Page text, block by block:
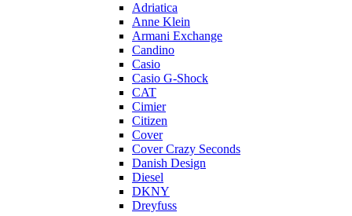
Adriatica
Anne Klein
Armani Exchange
Candino
Casio
Casio G-Shock
CAT
Cimier
Citizen
Cover
Cover Crazy Seconds
Danish Design
Diesel
DKNY
Dreyfuss